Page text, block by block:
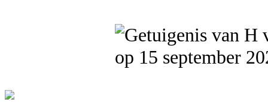
op 15 september